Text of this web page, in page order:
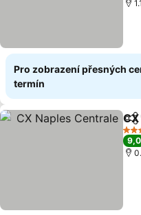
Pro zobrazení přesných
termín
3
9,0